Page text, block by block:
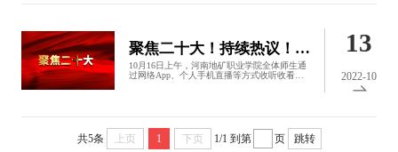
聚焦二十大！持续热议！各系部书记、主任说（三）
10月16日上午，河南地矿职业学院全体师生通
过网络App、个人手机直播等方式收听收看党
13
2022-10
共5条 上页 1 下页 1/1 到第 页 跳转